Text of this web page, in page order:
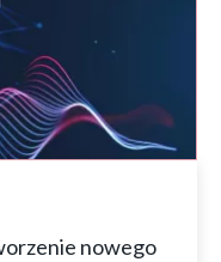
nowego